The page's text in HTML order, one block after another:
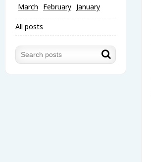
March
February January
All posts